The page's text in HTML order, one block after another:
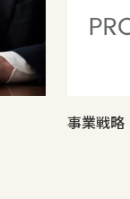
事業戦略